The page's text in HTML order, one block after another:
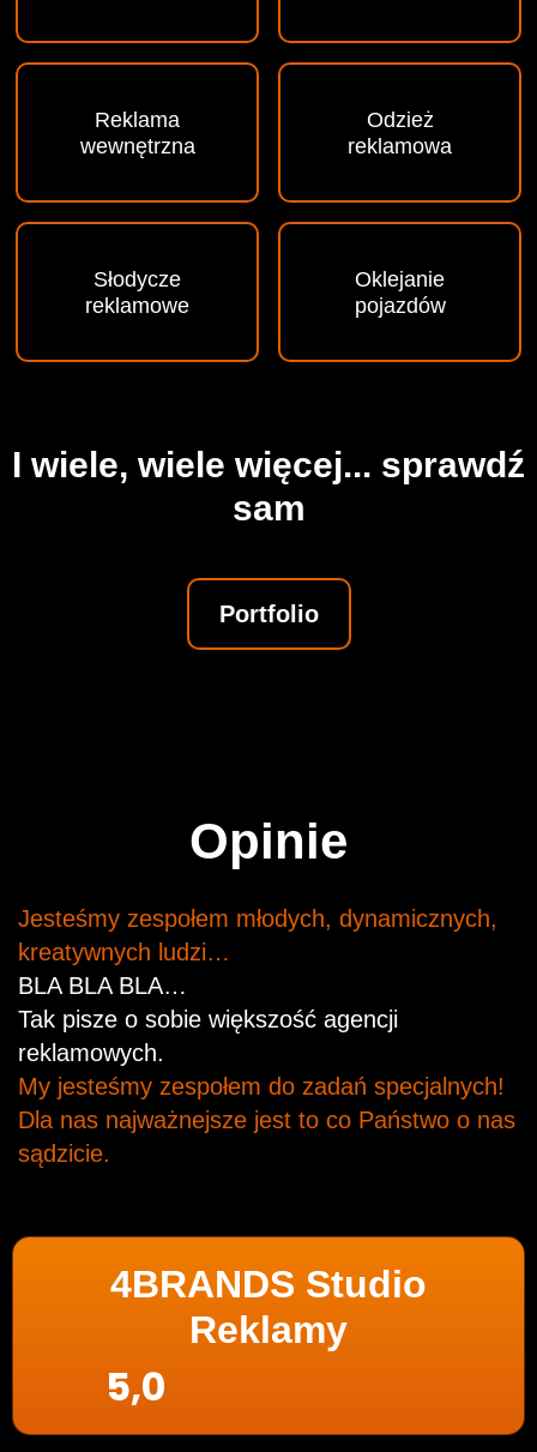
Reklama
wewnętrzna
Odzież
reklamowa
Słodycze
reklamowe
Oklejanie
pojazdów
I wiele, wiele więcej... sprawdź
sam
Portfolio
Opinie
Jesteśmy zespołem młodych, dynamicznych,
kreatywnych ludzi…
BLA BLA BLA…
Tak pisze o sobie większość agencji
reklamowych.
My jesteśmy zespołem do zadań specjalnych!
Dla nas najważnejsze jest to co Państwo o nas
sądzicie.
4BRANDS Studio
Reklamy
5,0